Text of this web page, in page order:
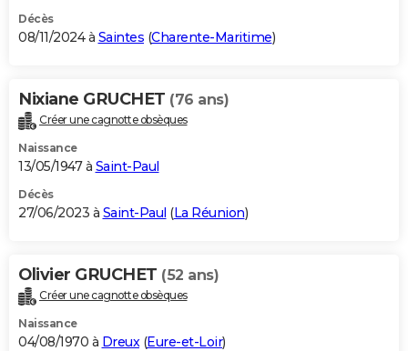
S'inscrire
Se connecter
Lycées
Collèges
Primaires
Universités
Entreprises
Service militaire
Avis de recherche
AVIS DE DÉCÈS
Bricolage
Lifestyle
Culture
Sport
Auto
Television
Voyage
Cinema
Décès
08/11/2024 à Saintes (Charente-Maritime)
Nixiane GRUCHET (76 ans)
Créer une cagnotte obsèques
Naissance
13/05/1947 à Saint-Paul
Décès
27/06/2023 à Saint-Paul (La Réunion)
Olivier GRUCHET (52 ans)
Créer une cagnotte obsèques
Naissance
04/08/1970 à Dreux (Eure-et-Loir)